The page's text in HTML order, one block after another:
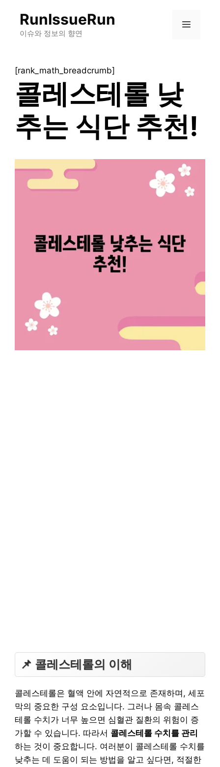
RunIssueRun
이슈와 정보의 향연
메
[rank_math_breadcrumb]
콜레스테롤 낮
추는 식단 추천!
📌 콜레스테롤의 이해
콜레스테롤은 혈액 안에 자연적으로 존재하며, 세포
막의 중요한 구성 요소입니다. 그러나 몸속 콜레스
테롤 수치가 너무 높으면 심혈관 질환의 위험이 증
가할 수 있습니다. 따라서 콜레스테롤 수치를 관리
하는 것이 중요합니다. 여러분이 콜레스테롤 수치를
낮추는 데 도움이 되는 방법을 알고 싶다면, 적절한